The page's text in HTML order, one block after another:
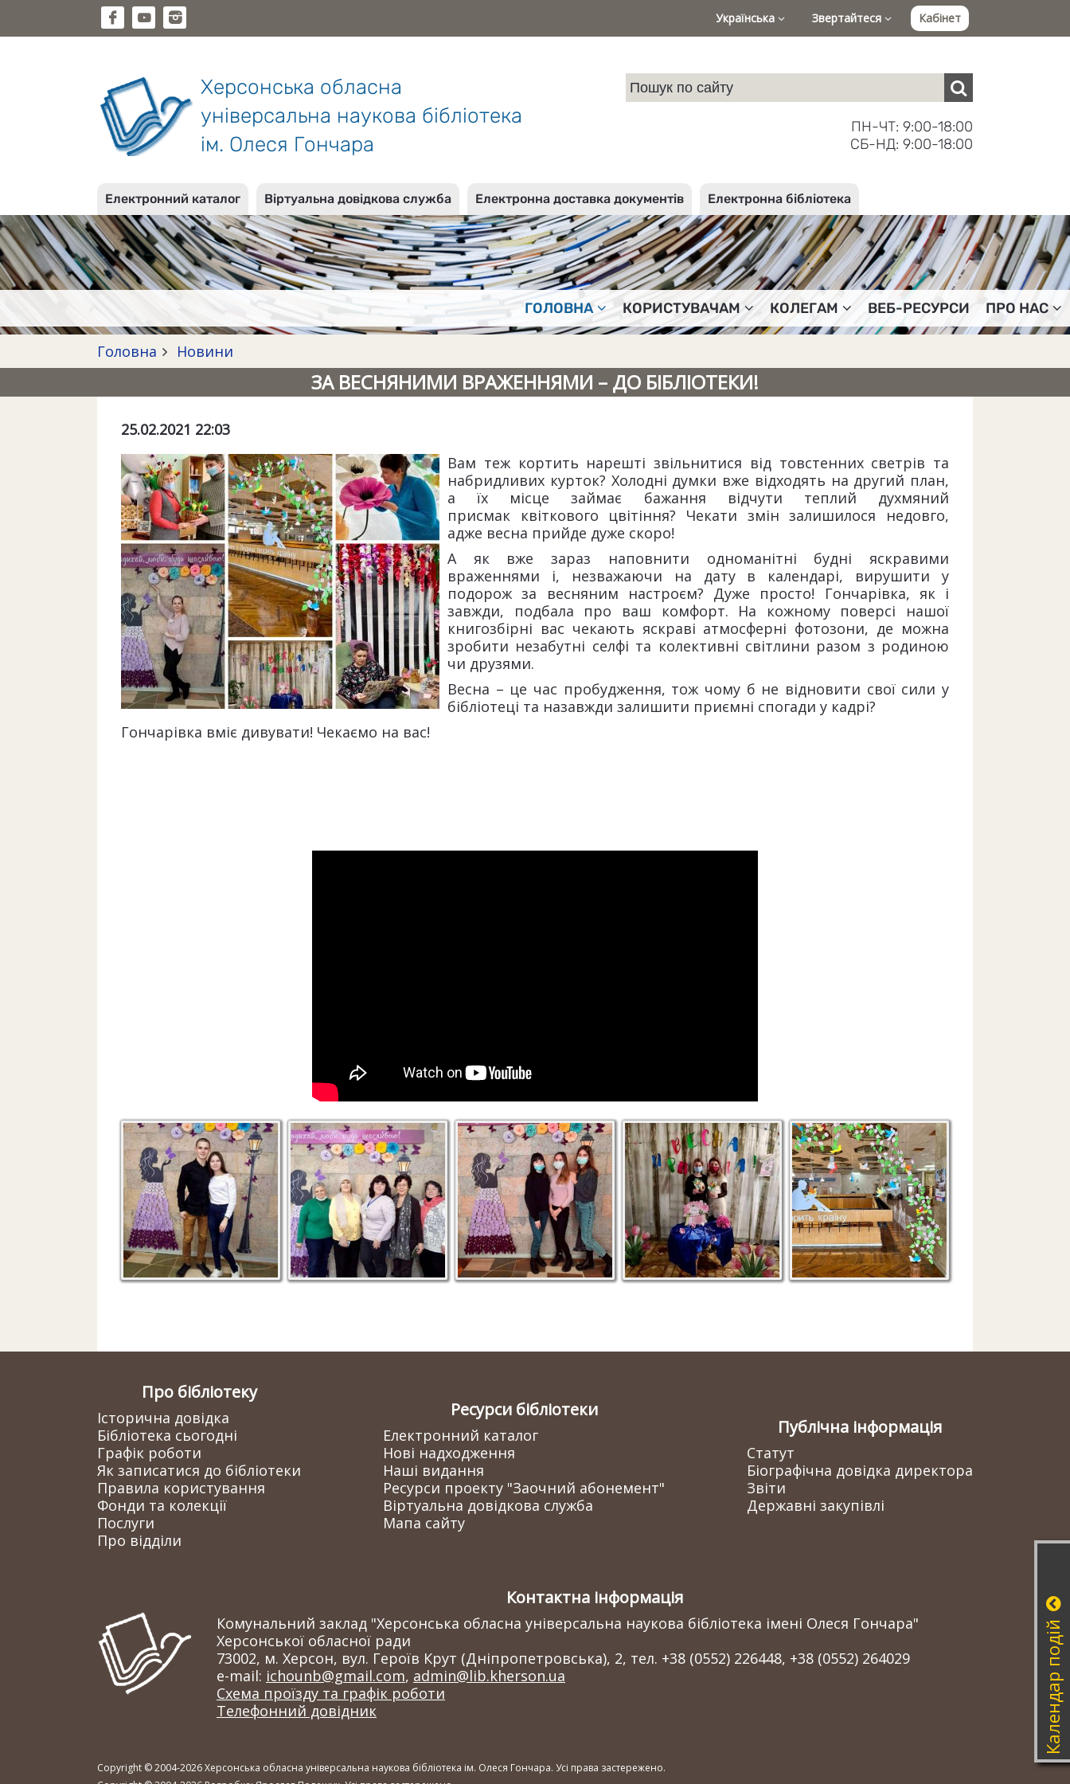
Українська Звертайтеся Кабінет
Херсонська обласна
універсальна наукова бібліотека
ім. Олеся Гончара
ПН-ЧТ: 9:00-18:00
СБ-НД: 9:00-18:00
Електронний каталог Віртуальна довідкова служба Електронна доставка документів Електронна бібліотека
ГОЛОВНА КОРИСТУВАЧАМ КОЛЕГАМ ВЕБ-РЕСУРСИ ПРО НАС
Головна Новини
ЗА ВЕСНЯНИМИ ВРАЖЕННЯМИ – ДО БІБЛІОТЕКИ!
25.02.2021 22:03
Вам теж кортить нарешті звільнитися від товстенних светрів та
набридливих курток? Холодні думки вже відходять на другий план,
а їх місце займає бажання відчути теплий духмяний
присмак квіткового цвітіння? Чекати змін залишилося недовго,
адже весна прийде дуже скоро!
А як вже зараз наповнити одноманітні будні яскравими
враженнями і, незважаючи на дату в календарі, вирушити у
подорож за весняним настроєм? Дуже просто! Гончарівка, як і
завжди, подбала про ваш комфорт. На кожному поверсі нашої
книгозбірні вас чекають яскраві атмосферні фотозони, де можна
зробити незабутні селфі та колективні світлини разом з родиною
чи друзями.
Весна – це час пробудження, тож чому б не відновити свої сили у
бібліотеці та назавжди залишити приємні спогади у кадрі?
Гончарівка вміє дивувати! Чекаємо на вас!
Про бібліотеку
Історична довідка
Бібліотека сьогодні
Графік роботи
Як записатися до бібліотеки
Правила користування
Фонди та колекції
Послуги
Про відділи
Ресурси бібліотеки
Електронний каталог
Нові надходження
Наші видання
Ресурси проекту "Заочний абонемент"
Віртуальна довідкова служба
Мапа сайту
Публічна інформація
Статут
Біографічна довідка директора
Звіти
Державні закупівлі
Контактна інформація
Комунальний заклад "Херсонська обласна універсальна наукова бібліотека імені Олеся Гончара"
Херсонської обласної ради
73002, м. Херсон, вул. Героїв Крут (Дніпропетровська), 2, тел. +38 (0552) 226448, +38 (0552) 264029
e-mail: ichounb@gmail.com, admin@lib.kherson.ua
Схема проїзду та графік роботи
Телефонний довідник
Copyright © 2004-2026 Херсонська обласна універсальна наукова бібліотека ім. Олеся Гончара. Усі права застережено.
Календар подій